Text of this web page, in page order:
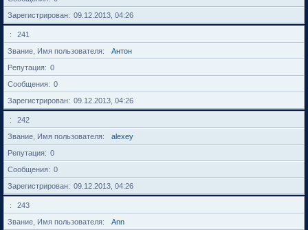
Зарегистрирован
09.12.2013, 04:26
241
Звание, Имя пользователя
Антон
Репутация
0
Сообщения
0
Зарегистрирован
09.12.2013, 04:26
242
Звание, Имя пользователя
alexey
Репутация
0
Сообщения
0
Зарегистрирован
09.12.2013, 04:26
243
Звание, Имя пользователя
Ann